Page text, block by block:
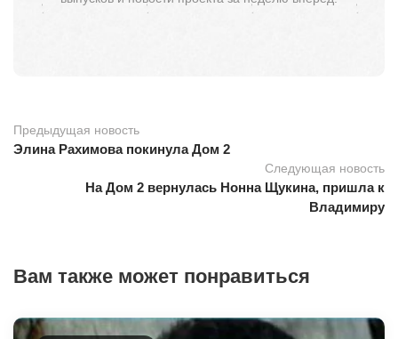
Предыдущая новость
Элина Рахимова покинула Дом 2
Следующая новость
На Дом 2 вернулась Нонна Щукина, пришла к
Владимиру
Вам также может понравиться